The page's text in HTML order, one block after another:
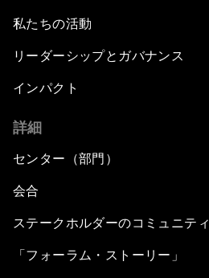
私たちの活動
リーダーシップとガバナンス
インパクト
詳細
センター（部門）
会合
ステークホルダーのコミュニティ
「フォーラム・ストーリー」